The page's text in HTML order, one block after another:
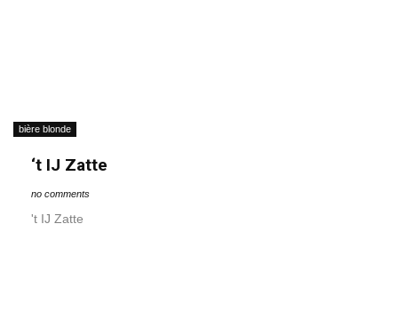
bière blonde
‘t IJ Zatte
no comments
't IJ Zatte